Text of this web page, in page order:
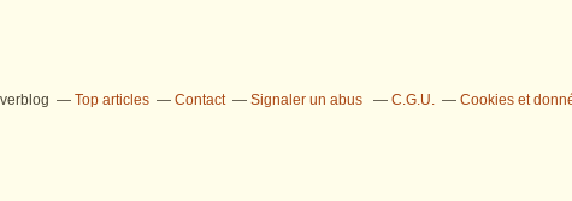
Top articles Contact Signaler un abus C.G.U. Cookies et